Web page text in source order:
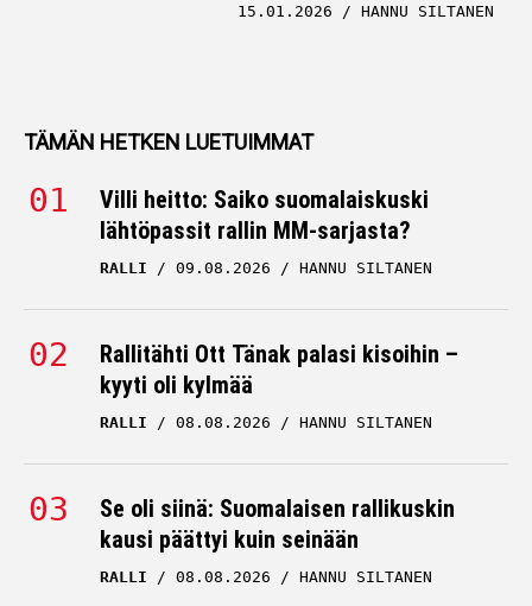
15.01.2026
HANNU SILTANEN
TÄMÄN HETKEN LUETUIMMAT
Villi heitto: Saiko suomalaiskuski
lähtöpassit rallin MM-sarjasta?
RALLI 09.08.2026 HANNU SILTANEN
Rallitähti Ott Tänak palasi kisoihin –
kyyti oli kylmää
RALLI 08.08.2026 HANNU SILTANEN
Se oli siinä: Suomalaisen rallikuskin
kausi päättyi kuin seinään
RALLI 08.08.2026 HANNU SILTANEN